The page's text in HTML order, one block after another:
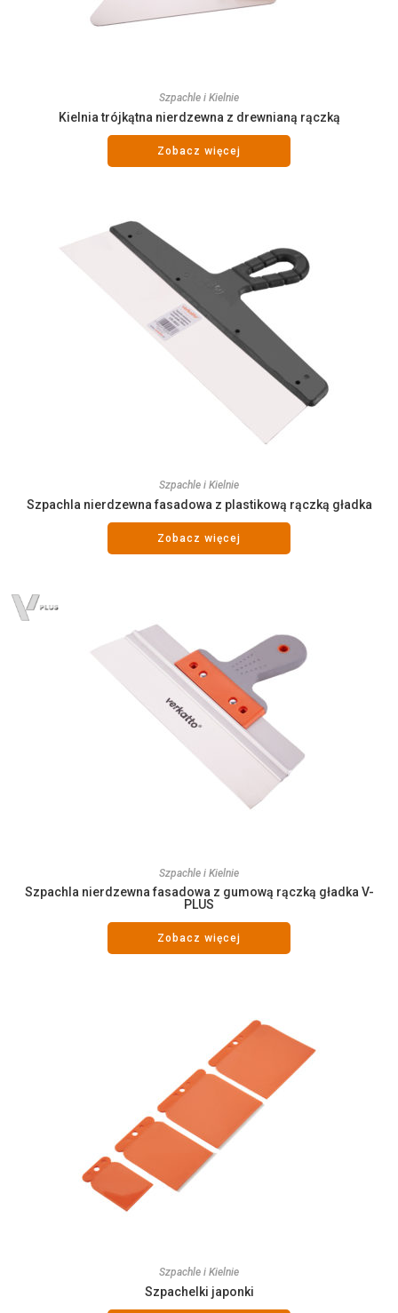
Szpachle i Kielnie
Kielnia trójkątna nierdzewna z drewnianą rączką
Zobacz więcej
Szpachle i Kielnie
Szpachla nierdzewna fasadowa z plastikową rączką gładka
Zobacz więcej
Szpachle i Kielnie
Szpachla nierdzewna fasadowa z gumową rączką gładka V-
PLUS
Zobacz więcej
Szpachle i Kielnie
Szpachelki japonki